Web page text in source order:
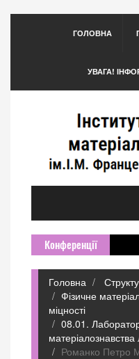
ГОЛОВНА
УВАГА!
Конференції
Головна
Фізичне
міцності
08.01.
матеріалознавства
Романко Петро